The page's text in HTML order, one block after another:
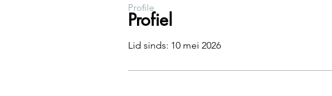
Profiel
Lid sinds: 10 mei 2026
Profile